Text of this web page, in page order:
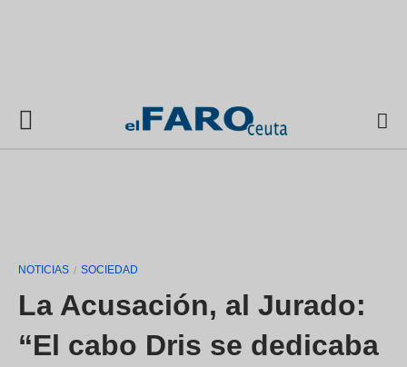
NOTICIAS SOCIEDAD
La Acusación, al Jurado:
“El cabo Dris se dedicaba